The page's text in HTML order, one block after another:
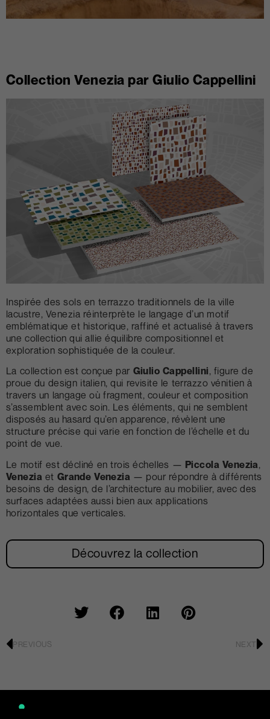
Collection Venezia par Giulio Cappellini
Inspirée des sols en terrazzo traditionnels de la ville
lacustre, Venezia réinterprète le langage d’un motif
emblématique et historique, raffiné et actualisé à travers
une collection qui allie équilibre compositionnel et
exploration sophistiquée de la couleur.
La collection est conçue par Giulio Cappellini, figure de
proue du design italien, qui revisite le terrazzo vénitien à
travers un langage où fragment, couleur et composition
s’assemblent avec soin. Les éléments, qui ne semblent
disposés au hasard qu’en apparence, révèlent une
structure précise qui varie en fonction de l’échelle et du
point de vue.
Le motif est décliné en trois échelles — Piccola Venezia,
Venezia et Grande Venezia — pour répondre à différents
besoins de design, de l’architecture au mobilier, avec des
surfaces adaptées aussi bien aux applications
horizontales que verticales.
Découvrez la collection
PREVIOUS NEXT